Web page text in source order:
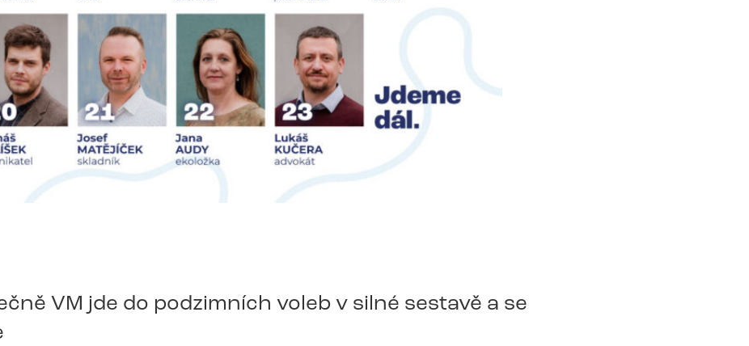
VM jde do podzimních voleb v silné sestavě a se